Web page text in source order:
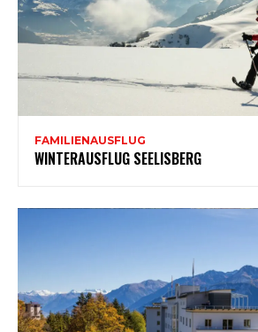
FAMILIENAUSFLUG
WINTERAUSFLUG SEELISBERG